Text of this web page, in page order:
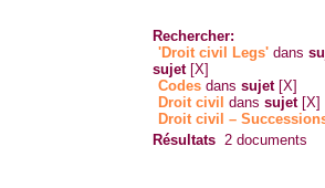
Rechercher:
'Droit civil Legs' dans
sujet [X]
Codes danssujet [X]
Droit civil danssujet [X]
Droit civil –
Résultats 2 documents